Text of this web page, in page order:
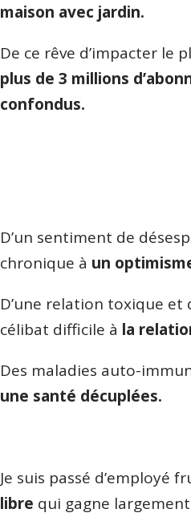
maison avec jardin.
De ce rêve d’impacter le
plus de 3 millions
confondus.
D’un sentiment de
chronique à un
D’une relation toxique et
célibat difficile à la
Des maladies auto-
une santé décuplées.
Je suis passé d’employé
libre qui gagne